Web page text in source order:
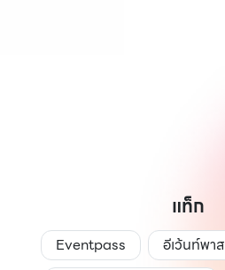
แท็ก
Eventpass อีเว้นท์พาส